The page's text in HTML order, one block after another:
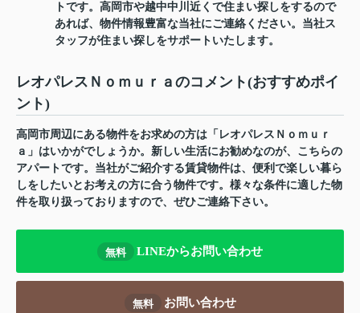
トです。高岡市や越中中川近くで住まい探しをするので
あれば、物件情報豊富な当社にご連絡ください。当社ス
タッフが住まい探しをサポートいたします。
レオパレスＮｏｍｕｒａのコメント(おすすめポイ
ント)
高岡市周辺にある物件をお求めの方は「レオパレスＮｏｍｕｒ
ａ」はいかがでしょうか。新しい生活にお勧めなのが、こちらの
アパートです。当社がご紹介する賃貸物件は、便利で楽しい暮ら
しをしたいとお考えの方に合う物件です。様々な条件に適した物
件を取り扱っておりますので、ぜひご連絡下さい。
無料 LINEからお問い合わせ
無料 お問い合わせ